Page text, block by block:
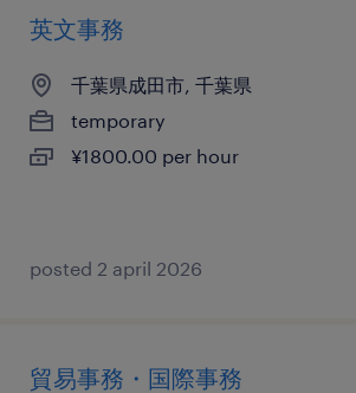
英文事務
千葉県成田市, 千葉県
temporary
¥1800.00 per hour
posted 2 april 2026
貿易事務・国際事務